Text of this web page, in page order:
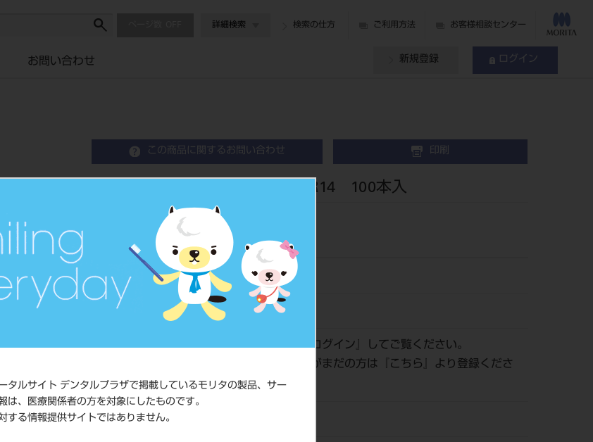
タルサイト デンタルプラザで掲載しているモリタの製品、サー
は、医療関係者の方を対象にしたものです。
する情報提供サイトではありません。
詳細検索 検索の仕方 ご利用方法 お客様相談センター
お問い合わせ 新規登録 ログイン
この商品に関するお問い合わせ 印刷
ワックスパターン スプルー R14 100本入
Wax Patern Sprue
歯科汎用ワックス
品目コード 204510526R14
JAN/EANコード 4994081005534
価格の確認は『ログイン 』してご覧ください。
ネット会員登録がまだの方は『
こちら
』より登録くださ
い。
メーカー